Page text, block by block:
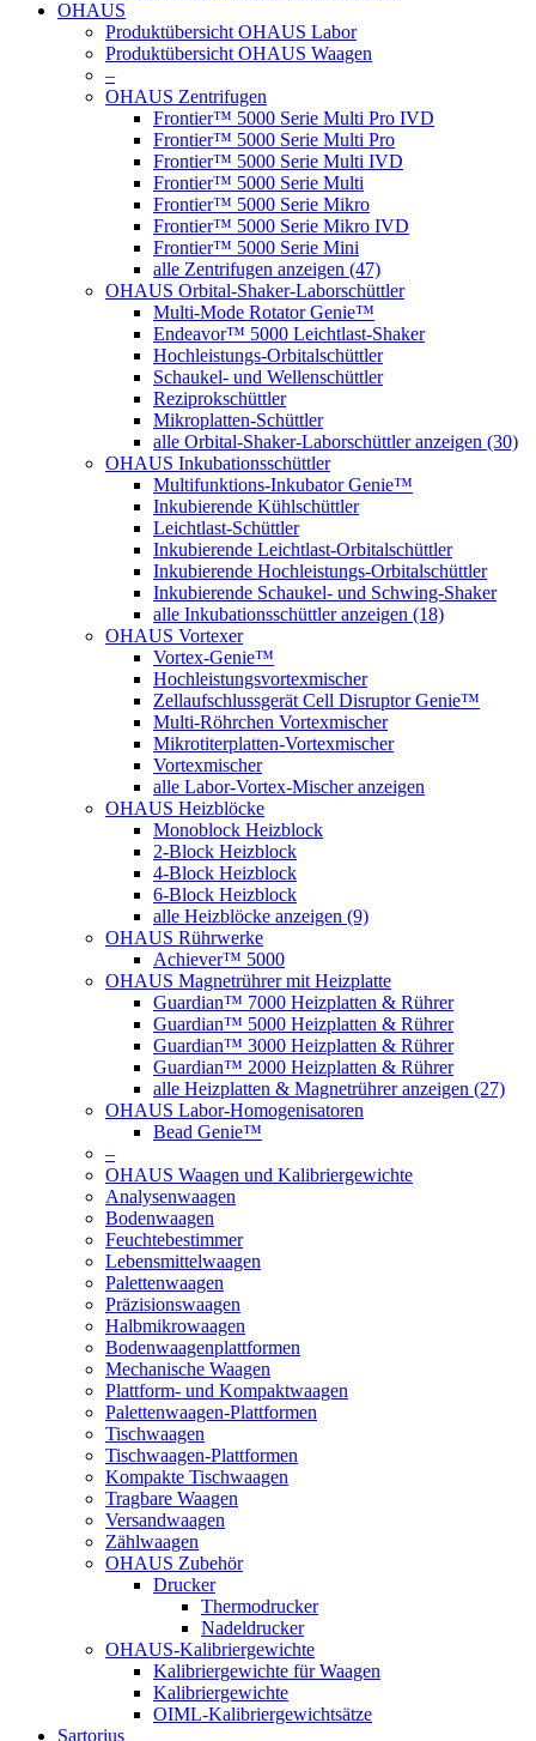
OHAUS
Produktübersicht OHAUS Labor
Produktübersicht OHAUS Waagen
–
OHAUS Zentrifugen
Frontier™ 5000 Serie Multi Pro IVD
Frontier™ 5000 Serie Multi Pro
Frontier™ 5000 Serie Multi IVD
Frontier™ 5000 Serie Multi
Frontier™ 5000 Serie Mikro
Frontier™ 5000 Serie Mikro IVD
Frontier™ 5000 Serie Mini
alle Zentrifugen anzeigen (47)
OHAUS Orbital-Shaker-Laborschüttler
Multi-Mode Rotator Genie™
Endeavor™ 5000 Leichtlast-Shaker
Hochleistungs-Orbitalschüttler
Schaukel- und Wellenschüttler
Reziprokschüttler
Mikroplatten-Schüttler
alle Orbital-Shaker-Laborschüttler anzeigen (30)
OHAUS Inkubationsschüttler
Multifunktions-Inkubator Genie™
Inkubierende Kühlschüttler
Leichtlast-Schüttler
Inkubierende Leichtlast-Orbitalschüttler
Inkubierende Hochleistungs-Orbitalschüttler
Inkubierende Schaukel- und Schwing-Shaker
alle Inkubationsschüttler anzeigen (18)
OHAUS Vortexer
Vortex-Genie™
Hochleistungsvortexmischer
Zellaufschlussgerät Cell Disruptor Genie™
Multi-Röhrchen Vortexmischer
Mikrotiterplatten-Vortexmischer
Vortexmischer
alle Labor-Vortex-Mischer anzeigen
OHAUS Heizblöcke
Monoblock Heizblock
2-Block Heizblock
4-Block Heizblock
6-Block Heizblock
alle Heizblöcke anzeigen (9)
OHAUS Rührwerke
Achiever™ 5000
OHAUS Magnetrührer mit Heizplatte
Guardian™ 7000 Heizplatten & Rührer
Guardian™ 5000 Heizplatten & Rührer
Guardian™ 3000 Heizplatten & Rührer
Guardian™ 2000 Heizplatten & Rührer
alle Heizplatten & Magnetrührer anzeigen (27)
OHAUS Labor-Homogenisatoren
Bead Genie™
–
OHAUS Waagen und Kalibriergewichte
Analysenwaagen
Bodenwaagen
Feuchtebestimmer
Lebensmittelwaagen
Palettenwaagen
Präzisionswaagen
Halbmikrowaagen
Bodenwaagenplattformen
Mechanische Waagen
Plattform- und Kompaktwaagen
Palettenwaagen-Plattformen
Tischwaagen
Tischwaagen-Plattformen
Kompakte Tischwaagen
Tragbare Waagen
Versandwaagen
Zählwaagen
OHAUS Zubehör
Drucker
Thermodrucker
Nadeldrucker
OHAUS-Kalibriergewichte
Kalibriergewichte für Waagen
Kalibriergewichte
OIML-Kalibriergewichtsätze
Sartorius